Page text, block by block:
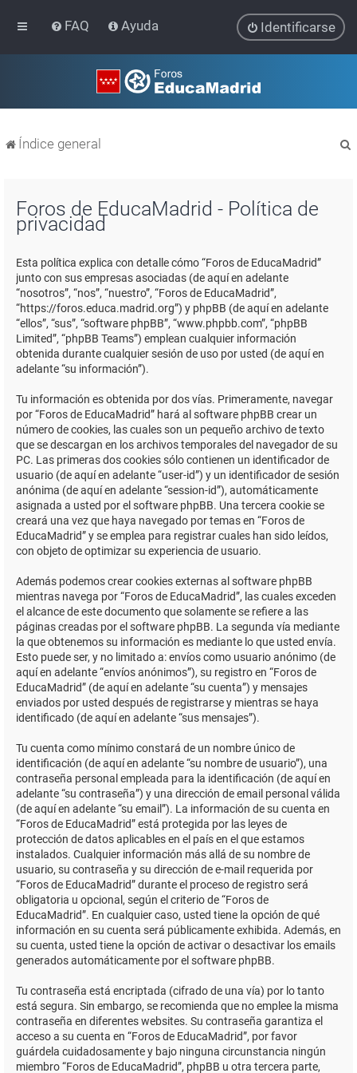
FAQ Ayuda Identificarse
Índice general
Foros de EducaMadrid - Política de
privacidad
Esta política explica con detalle cómo “Foros de EducaMadrid”
junto con sus empresas asociadas (de aquí en adelante
“nosotros”, “nos”, “nuestro”, “Foros de EducaMadrid”,
“https://foros.educa.madrid.org”) y phpBB (de aquí en adelante
“ellos”, “sus”, “software phpBB”, “www.phpbb.com”, “phpBB
Limited”, “phpBB Teams”) emplean cualquier información
obtenida durante cualquier sesión de uso por usted (de aquí en
adelante “su información”).
Tu información es obtenida por dos vías. Primeramente, navegar
por “Foros de EducaMadrid” hará al software phpBB crear un
número de cookies, las cuales son un pequeño archivo de texto
que se descargan en los archivos temporales del navegador de su
PC. Las primeras dos cookies sólo contienen un identificador de
usuario (de aquí en adelante “user-id”) y un identificador de sesión
anónima (de aquí en adelante “session-id”), automáticamente
asignada a usted por el software phpBB. Una tercera cookie se
creará una vez que haya navegado por temas en “Foros de
EducaMadrid” y se emplea para registrar cuales han sido leídos,
con objeto de optimizar su experiencia de usuario.
Además podemos crear cookies externas al software phpBB
mientras navega por “Foros de EducaMadrid”, las cuales exceden
el alcance de este documento que solamente se refiere a las
páginas creadas por el software phpBB. La segunda vía mediante
la que obtenemos su información es mediante lo que usted envía.
Esto puede ser, y no limitado a: envíos como usuario anónimo (de
aquí en adelante “envíos anónimos”), su registro en “Foros de
EducaMadrid” (de aquí en adelante “su cuenta”) y mensajes
enviados por usted después de registrarse y mientras se haya
identificado (de aquí en adelante “sus mensajes”).
Tu cuenta como mínimo constará de un nombre único de
identificación (de aquí en adelante “su nombre de usuario”), una
contraseña personal empleada para la identificación (de aquí en
adelante “su contraseña”) y una dirección de email personal válida
(de aquí en adelante “su email”). La información de su cuenta en
“Foros de EducaMadrid” está protegida por las leyes de
protección de datos aplicables en el país en el que estamos
instalados. Cualquier información más allá de su nombre de
usuario, su contraseña y su dirección de e-mail requerida por
“Foros de EducaMadrid” durante el proceso de registro será
obligatoria u opcional, según el criterio de “Foros de
EducaMadrid”. En cualquier caso, usted tiene la opción de qué
información en su cuenta será públicamente exhibida. Además, en
su cuenta, usted tiene la opción de activar o desactivar los emails
generados automáticamente por el software phpBB.
Tu contraseña está encriptada (cifrado de una vía) por lo tanto
está segura. Sin embargo, se recomienda que no emplee la misma
contraseña en diferentes websites. Su contraseña garantiza el
acceso a su cuenta en “Foros de EducaMadrid”, por favor
guárdela cuidadosamente y bajo ninguna circunstancia ningún
miembro “Foros de EducaMadrid”, phpBB u otra tercera parte,